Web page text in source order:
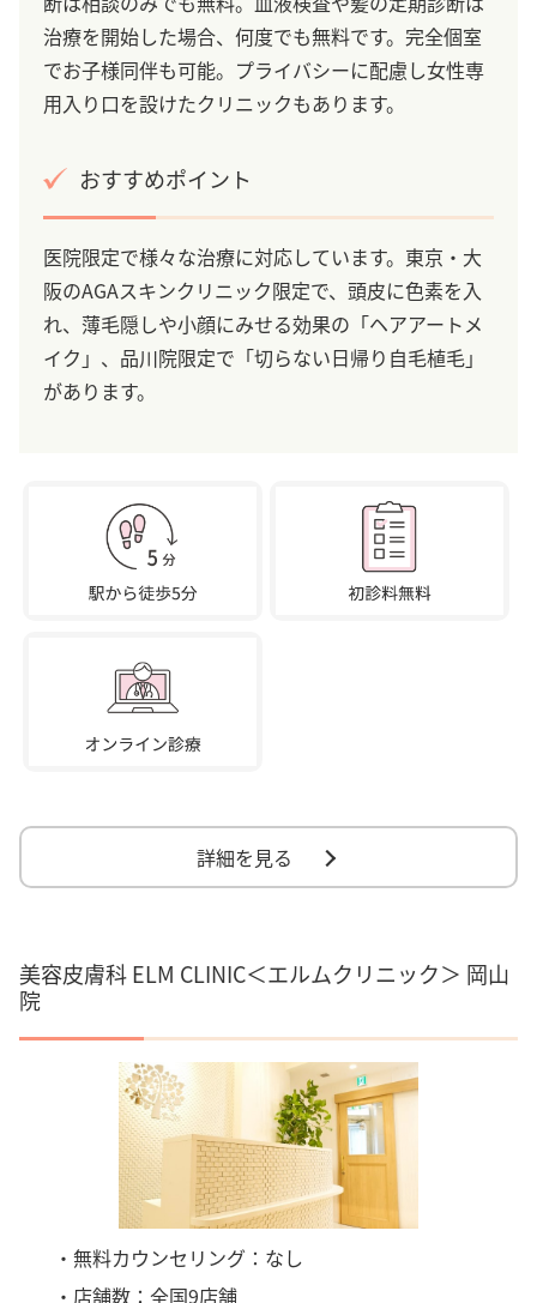
治療を開始した場合、何度でも無料です。完全個室
でお子様同伴も可能。プライバシーに配慮し女性専
用入り口を設けたクリニックもあります。
おすすめポイント
医院限定で様々な治療に対応しています。東京・大
阪のAGAスキンクリニック限定で、頭皮に色素を入
れ、薄毛隠しや小顔にみせる効果の「ヘアアートメ
イク」、品川院限定で「切らない日帰り自毛植毛」
があります。
詳細を見る
美容皮膚科 ELM CLINIC＜エルムクリニック＞ 岡山
院
・無料カウンセリング：なし
・店舗数：全国9店舗